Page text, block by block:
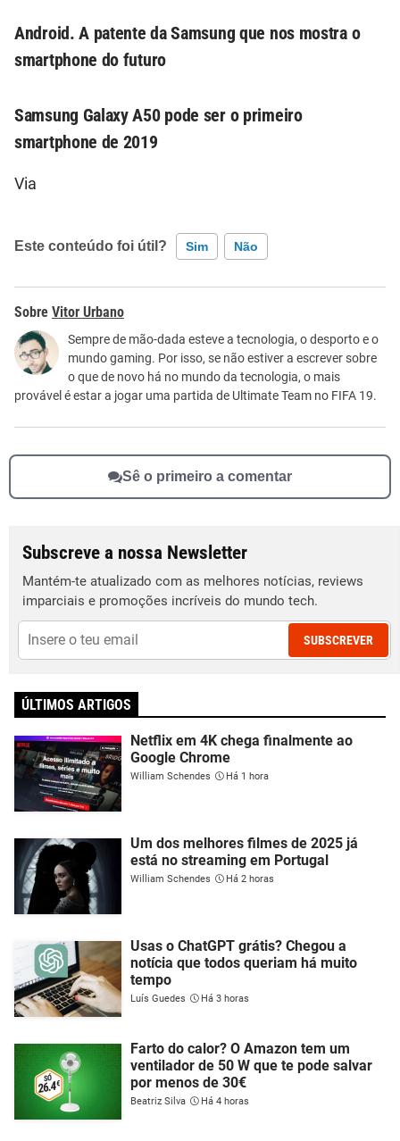
Android. A patente da Samsung que nos mostra o
smartphone do futuro
Samsung Galaxy A50 pode ser o primeiro
smartphone de 2019
Via
Este conteúdo foi útil? Sim Não
Este conteúdo contém informação incorreta
Este conteúdo não tem a informação que procuro
Outro
Vitor Urbano
Sempre de mão-dada esteve a tecnologia, o desporto e o
mundo gaming. Por isso, se não estiver a escrever sobre
o que de novo há no mundo da tecnologia, o mais
provável é estar a jogar uma partida de Ultimate Team no FIFA 19.
Sê o primeiro a comentar
Subscreve a nossa Newsletter
Mantém-te atualizado com as melhores notícias, reviews
imparciais e promoções incríveis do mundo tech.
SUBSCREVER
ÚLTIMOS ARTIGOS
Netflix em 4K chega finalmente ao
Google Chrome
William Schendes Há 1 hora
Um dos melhores filmes de 2025 já
está no streaming em Portugal
William Schendes Há 2 horas
Usas o ChatGPT grátis? Chegou a
notícia que todos queriam há muito
tempo
Luís Guedes Há 3 horas
Farto do calor? O Amazon tem um
ventilador de 50 W que te pode salvar
por menos de 30€
Beatriz Silva Há 4 horas